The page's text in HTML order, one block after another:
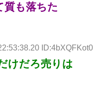
質も落ちた
ID:4bXQFKot0
けだろ売りは